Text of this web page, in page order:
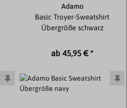
Adamo
Basic Troyer-Sweatshirt
Übergröße schwarz
ab 45,95 € *